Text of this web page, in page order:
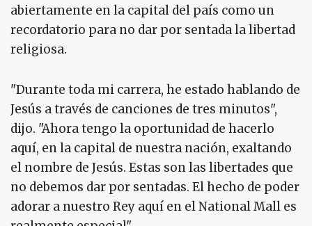
abiertamente en la capital del país como un
recordatorio para no dar por sentada la libertad
religiosa.
"Durante toda mi carrera, he estado hablando de
Jesús a través de canciones de tres minutos",
dijo. "Ahora tengo la oportunidad de hacerlo
aquí, en la capital de nuestra nación, exaltando
el nombre de Jesús. Estas son las libertades que
no debemos dar por sentadas. El hecho de poder
adorar a nuestro Rey aquí en el National Mall es